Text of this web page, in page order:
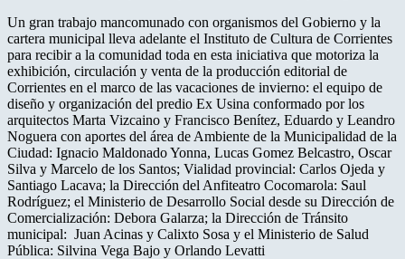
Un gran trabajo mancomunado con organismos del Gobierno y la
cartera municipal lleva adelante el Instituto de Cultura de Corrientes
para recibir a la comunidad toda en esta iniciativa que motoriza la
exhibición, circulación y venta de la producción editorial de
Corrientes en el marco de las vacaciones de invierno: el equipo de
diseño y organización del predio Ex Usina conformado por los
arquitectos Marta Vizcaino y Francisco Benítez, Eduardo y Leandro
Noguera con aportes del área de Ambiente de la Municipalidad de la
Ciudad: Ignacio Maldonado Yonna, Lucas Gomez Belcastro, Oscar
Silva y Marcelo de los Santos; Vialidad provincial: Carlos Ojeda y
Santiago Lacava; la Dirección del Anfiteatro Cocomarola: Saul
Rodríguez; el Ministerio de Desarrollo Social desde su Dirección de
Comercialización: Debora Galarza; la Dirección de Tránsito
municipal: Juan Acinas y Calixto Sosa y el Ministerio de Salud
Pública: Silvina Vega Bajo y Orlando Levatti